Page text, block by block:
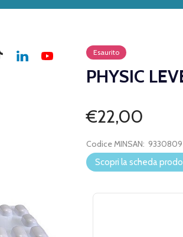
Esaurito
PHYSIC
€22,00
Codice MINSAN:
Scopri la scheda